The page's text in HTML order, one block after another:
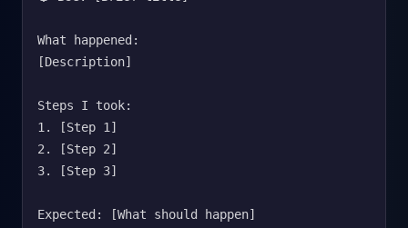
What happened:
[Description]
Steps I took:
1. [Step 1]
2. [Step 2]
3. [Step 3]
Expected: [What should happen]